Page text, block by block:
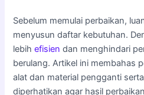
Sebelum memulai perbaikan,
menyusun daftar kebutuhan.
lebihefisien dan menghindari
berulang. Artikel ini membahas
alat dan material pengganti
diperhatikan agar hasil